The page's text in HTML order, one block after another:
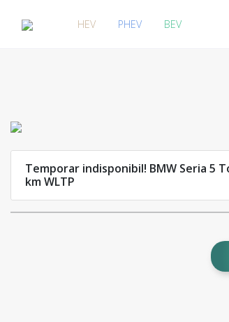
HEV PHEV BEV
Temporar indisponibil! BMW Seria 5
km WLTP